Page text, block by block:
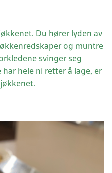
Du hører lyden av
og muntre
svinger seg
hele ni retter å lage, er